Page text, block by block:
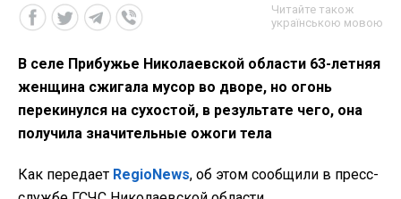
Читайте також
українською мовою
В селе Прибужье Николаевской области 63-летняя
женщина сжигала мусор во дворе, но огонь
перекинулся на сухостой, в результате чего, она
получила значительные ожоги тела
Как передает RegioNews, об этом сообщили в пресс-